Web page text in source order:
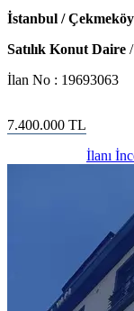
İstanbul /
Satılık Konut Daire /
İlan No : 19693063
7.400.000 TL
İlanı